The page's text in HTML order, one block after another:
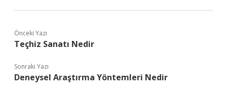
Önceki Yazı
Teçhiz Sanatı Nedir
Sonraki Yazı
Deneysel Araştırma Yöntemleri Nedir